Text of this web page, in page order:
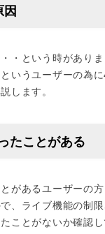
因
・という時がありま
いうユーザーの為
します。
たことがある
があるユーザーの方
、ライブ機能の制
ことがないか確認